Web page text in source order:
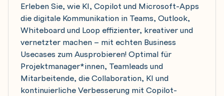
Erleben Sie, wie KI, Copilot und Microsoft-Apps
die digitale Kommunikation in Teams, Outlook,
Whiteboard und Loop effizienter, kreativer und
vernetzter machen – mit echten Business
Usecases zum Ausprobieren! Optimal für
Projektmanager*innen, Teamleads und
Mitarbeitende, die Collaboration, KI und
kontinuierliche Verbesserung mit Copilot-